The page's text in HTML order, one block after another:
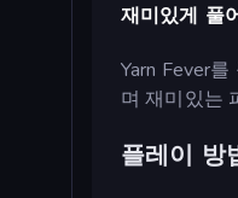
재미있게 풀
Yarn Fever
며 재미있는
플레이 방